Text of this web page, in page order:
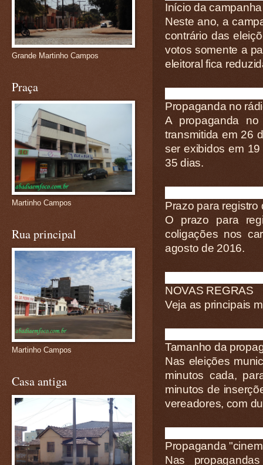
Início da
Neste ano, a
contrário das
votos somente a
eleitoral fica
Propaganda no
A propaganda
transmitida em 26
ser exibidos em
35 dias.
Prazo para
O prazo para
coligações nos
agosto de 2016.
NOVAS REGRAS
Veja as principais
Tamanho da
Nas eleições
minutos cada,
minutos de
vereadores, com
Propaganda
Nas
Grande Martinho Campos
Praça
Martinho Campos
Rua principal
Martinho Campos
Casa antiga